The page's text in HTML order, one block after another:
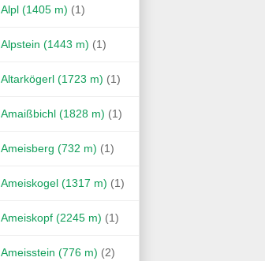
Alpl (1405 m) (1)
Alpstein (1443 m) (1)
Altarkögerl (1723 m) (1)
Amaißbichl (1828 m) (1)
Ameisberg (732 m) (1)
Ameiskogel (1317 m) (1)
Ameiskopf (2245 m) (1)
Ameisstein (776 m) (2)